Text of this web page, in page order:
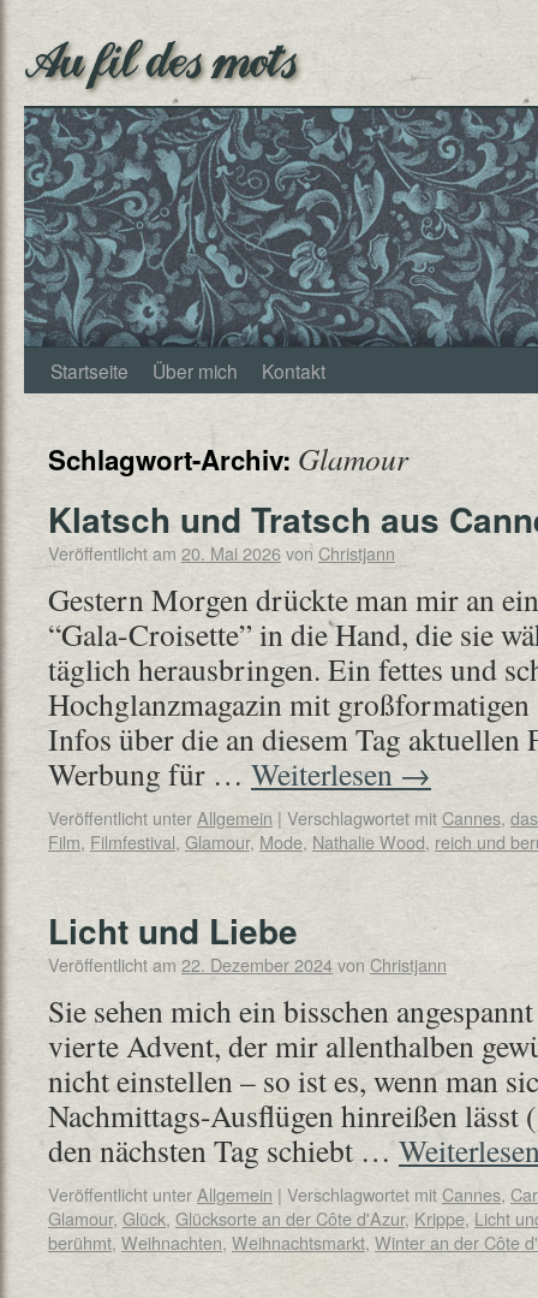
Au fil des mots
Startseite Über mich Kontakt
Schlagwort-Archiv: Glamour
Klatsch und Tratsch aus
Veröffentlicht am 20. Mai 2026von Christjann
Gestern Morgen drückte man mir an
“Gala-Croisette” in die Hand, die sie
täglich herausbringen. Ein fettes und
Hochglanzmagazin mit
Infos über die an diesem Tag aktuellen
Werbung für … Weiterlesen →
Veröffentlicht unterAllgemein | Verschlagwortet mitCannes,
Film, Filmfestival, Glamour, Mode, Nathalie Wood, reich und
Licht und Liebe
Veröffentlicht am 22. Dezember 2024von Christjann
Sie sehen mich ein bisschen
vierte Advent, der mir allenthalben
nicht einstellen – so ist es, wenn man
Nachmittags-Ausflügen hinreißen lässt
den nächsten Tag schiebt …
Veröffentlicht unterAllgemein | Verschlagwortet mitCannes,
Glamour, Glück, Glücksorte an der Côte d'Azur, Krippe, Licht
berühmt, Weihnachten, Weihnachtsmarkt, Winter an der Côte